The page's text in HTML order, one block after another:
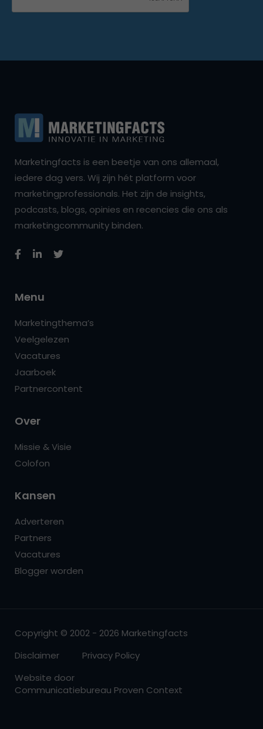
Marketingfacts is een beetje van ons allemaal,
iedere dag vers. Wij zijn hét platform voor
marketingprofessionals. Het zijn de insights,
podcasts, blogs, opinies en recencies die ons als
marketingcommunity binden.
Menu
Marketingthema’s
Veelgelezen
Vacatures
Jaarboek
Partnercontent
Over
Missie & Visie
Colofon
Kansen
Adverteren
Partners
Vacatures
Blogger worden
Copyright © 2002 - 2026 Marketingfacts
Disclaimer
Privacy Policy
Website door
Communicatiebureau Proven Context